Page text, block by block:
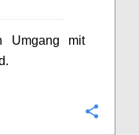
Umgang mit